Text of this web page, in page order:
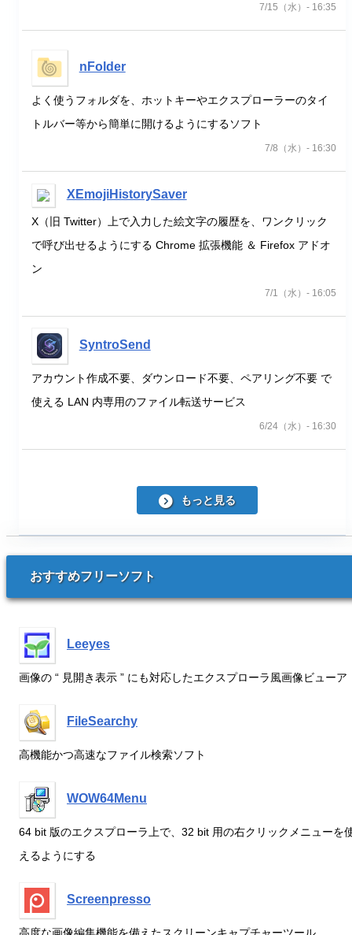
7/15（水）- 16:35
nFolder
よく使うフォルダを、ホットキーやエクスプローラーのタイ
トルバー等から簡単に開けるようにするソフト
7/8（水）- 16:30
XEmojiHistorySaver
X（旧 Twitter）上で入力した絵文字の履歴を、ワンクリック
で呼び出せるようにする Chrome 拡張機能 ＆ Firefox アドオ
ン
7/1（水）- 16:05
SyntroSend
アカウント作成不要、ダウンロード不要、ペアリング不要 で
使える LAN 内専用のファイル転送サービス
6/24（水）- 16:30
もっと見る
おすすめフリーソフト
Leeyes
画像の “ 見開き表示 ” にも対応したエクスプローラ風画像ビューア
FileSearchy
高機能かつ高速なファイル検索ソフト
WOW64Menu
64 bit 版のエクスプローラ上で、32 bit 用の右クリックメニューを
えるようにする
Screenpresso